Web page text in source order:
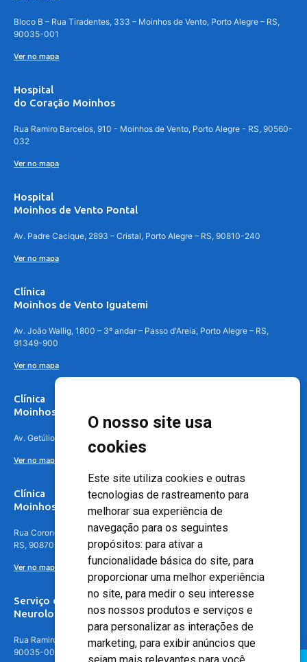
O nosso site usa
cookies
Este site utiliza cookies e outras
tecnologias de rastreamento para
melhorar sua experiência de
navegação para os seguintes
propósitos: para ativar a
funcionalidade básica do site, para
proporcionar uma melhor experiência
no site, para medir o seu interesse
nos nossos produtos e serviços e
para personalizar as interações de
marketing, para exibir anúncios que
Bloco B – Rua Tiradentes, 333 – Moinhos de Vento, Porto Alegre – RS,
90035-001
Ver no mapa
Hospital
do Coração Moinhos
Rua Ramiro Barcelos, 910 - Moinhos de Vento, Porto Alegre - RS, 90560-
032
Ver no mapa
Hospital
Moinhos de Vento Pontal
Av. Padre Cacique, 2893 – Cristal, Porto Alegre – RS, 90810-240
Ver no mapa
Clínica
Moinhos de Vento Iguatemi
Av. João Wallig, 1800 – 3º andar – Passo d'Areia, Porto Alegre – RS,
91349-900
Ver no mapa
Clínica
Moinhos de Vento Canoas
Av. Getúlio Vargas, 4841 – Centro, Canoas – RS, 92010-010
Ver no mapa
Clínica
Moinhos de Vento - Teresópolis
Rua Coronel Aparício Borges, 250 - 3º andar - Teresópolis, Porto Alegre -
RS, 90870-016
Ver no mapa
Serviço de
Neurologia
Rua Ramiro Barcelos, 630 – 5º andar – Floresta, Porto Alegre – RS,
90035-001